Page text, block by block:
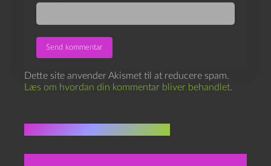
Dette site anvender Akismet til at reducere spam.
Læs om hvordan din kommentar bliver behandlet.